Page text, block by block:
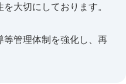
大切にしております。
管理体制を強化し、再